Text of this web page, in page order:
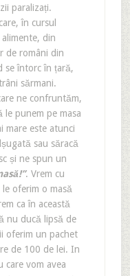
paralizați.
în cursul
din
de români din
se întorc în țară,
sărmani.
ne confruntăm,
le punem pe masa
mare este atunci
sau săracă
și ne spun un
. Vrem cu
oferim o masă
ca în această
nu ducă lipsă de
oferim un pachet
de 100 de lei. In
vom avea